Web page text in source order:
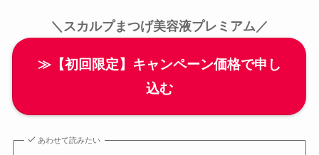
＼スカルプまつげ美容液プレミアム／
≫【初回限定】キャンペーン価格で申し
込む
あわせて読みたい